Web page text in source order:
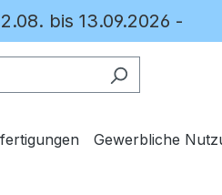
bis 13.09.2026 -
Gewerbliche